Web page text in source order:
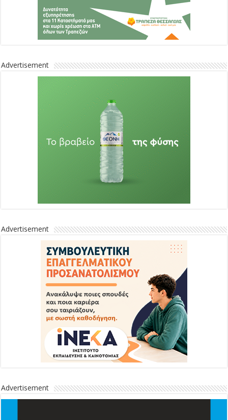
Advertisement
Advertisement
Advertisement